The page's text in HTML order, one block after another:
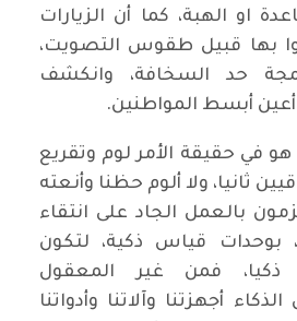
او الهبة، كما أن الزيارات
بها قبيل طقوس التصويت،
حد السخافة، وانكشف
أعين أبسط المواطنين.
في حقيقة الأمر لوم وتقريع
ثانيا، ولا ألوم حظنا وأنعته
بالعمل الجاد على انتقاء
بوحدات قياس ذكية، لتكون
ذكيا، فمن غير المعقول
أجهزتنا وآلاتنا وأدواتنا